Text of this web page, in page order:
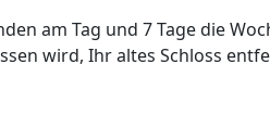
am Tag und 7 Tage die
wird, Ihr altes Schloss